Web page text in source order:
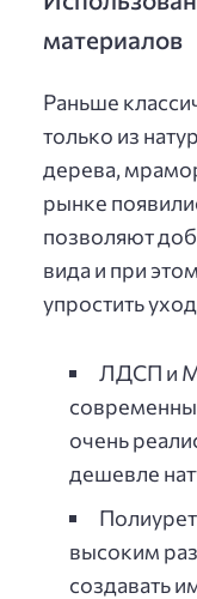
материалов
Раньше
только из
дерева,
рынке
позволяют
вида и при
упростить
ЛДСП и
очень
дешевле
высоким
создавать